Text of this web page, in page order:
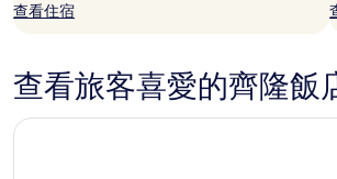
查看住宿
查看旅客喜愛的齊隆飯
曼谷新德霍恩凱賓斯基飯店